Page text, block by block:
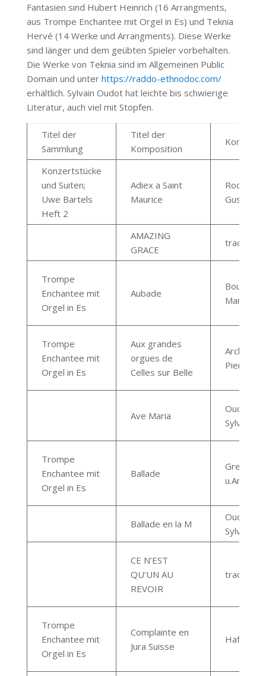
Fantasien sind Hubert Heinrich (16 Arrangments,
aus Trompe Enchantee mit Orgel in Es) und Teknia
Hervé (14 Werke und Arrangments). Diese Werke
sind länger und dem geübten Spieler vorbehalten.
Die Werke von Teknia sind im Allgemeinen Public
Domain und unter https://raddo-ethnodoc.com/
erhältlich. Sylvain Oudot hat leichte bis schwierige
Literatur, auch viel mit Stopfen.
Titel der
Sammlung
Titel der
Komposition
Konzertstücke
und Suiten;
Uwe Bartels
Heft 2
Adiex a Saint
Maurice
Rochard
Gustave
AMAZING
GRACE
trad.
Trompe
Enchantee mit
Orgel in Es
Aubade
Marie
Trompe
Enchantee mit
Orgel in Es
Aux grandes
orgues de
Celles sur Belle
Pierre
Ave Maria
Oudot
Sylvain
Trompe
Enchantee mit
Orgel in Es
Ballade
Greisl
Ballade en la M
Oudot
Sylvain
CE N’EST
QU’UN AU
REVOIR
trad.
Trompe
Enchantee mit
Orgel in Es
Complainte en
Jura Suisse
Hafner